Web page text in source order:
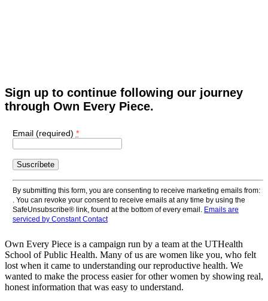
Sign up to continue following our journey
through Own Every Piece.
Email (required) *
Constant
Contact
Use.
Please
leave
this
field
By submitting this form, you are consenting to receive marketing emails from:
. You can revoke your consent to receive emails at any time by using the
SafeUnsubscribe® link, found at the bottom of every email. Emails are
serviced by Constant Contact
Own Every Piece is a campaign run by a team at the UTHealth
School of Public Health. Many of us are women like you, who felt
lost when it came to understanding our reproductive health. We
wanted to make the process easier for other women by showing real,
honest information that was easy to understand.